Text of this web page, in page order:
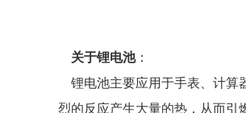
关于锂电池：
锂电池主要应用于手表、计算
烈的反应产生大量的热，从而